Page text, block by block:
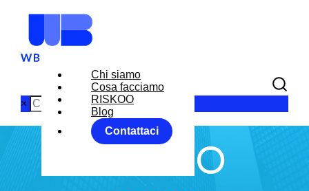
Chi siamo
Cosa facciamo
RISKOO
Blog
Contattaci
×
RISKOO